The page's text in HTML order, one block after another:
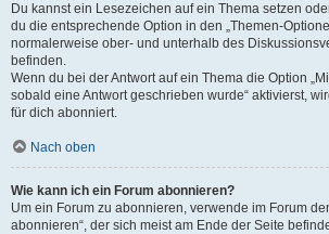
Du kannst ein Lesezeichen auf ein Thema setzen
du die entsprechende Option in den „Themen-
normalerweise ober- und unterhalb des
befinden.
Wenn du bei der Antwort auf ein Thema die Option
sobald eine Antwort geschrieben wurde“ aktivierst,
für dich abonniert.
Nach oben
Wie kann ich ein Forum abonnieren?
Um ein Forum zu abonnieren, verwende im Forum
abonnieren“, der sich meist am Ende der Seite